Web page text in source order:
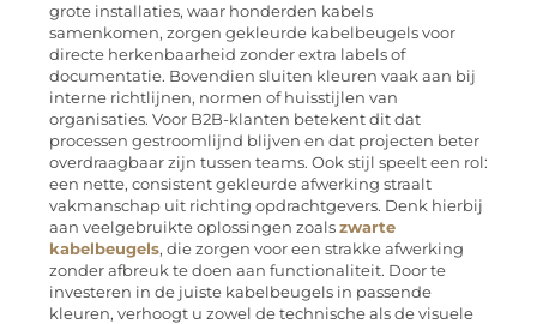
grote installaties, waar honderden kabels
samenkomen, zorgen gekleurde kabelbeugels voor
directe herkenbaarheid zonder extra labels of
documentatie. Bovendien sluiten kleuren vaak aan bij
interne richtlijnen, normen of huisstijlen van
organisaties. Voor B2B-klanten betekent dit dat
processen gestroomlijnd blijven en dat projecten beter
overdraagbaar zijn tussen teams. Ook stijl speelt een rol:
een nette, consistent gekleurde afwerking straalt
vakmanschap uit richting opdrachtgevers. Denk hierbij
aan veelgebruikte oplossingen zoals zwarte
kabelbeugels, die zorgen voor een strakke afwerking
zonder afbreuk te doen aan functionaliteit. Door te
investeren in de juiste kabelbeugels in passende
kleuren, verhoogt u zowel de technische als de visuele